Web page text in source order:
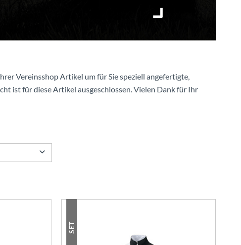
Vereinsshop Artikel um für Sie speziell angefertigte,
ist für diese Artikel ausgeschlossen. Vielen Dank für Ihr
SET